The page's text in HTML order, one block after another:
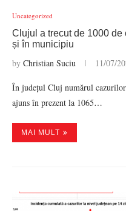
Uncategorized
Clujul a trecut de 1000
și în municipiu
by Christian Suciu 11/07/
În județul Cluj numărul
ajuns în prezent la 1065…
MAI MULT